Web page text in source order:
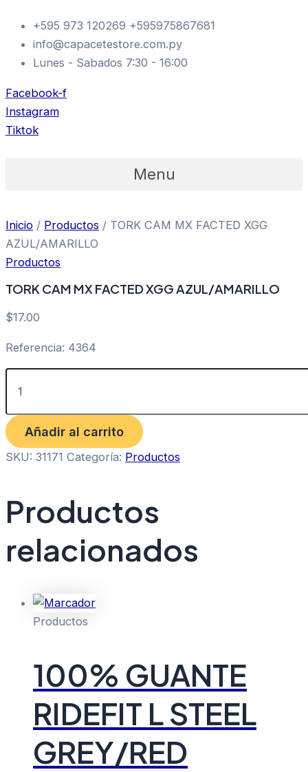
contenido
+595 973 120269 +595975867681
info@capacetestore.com.py
Lunes - Sabados 7:30 - 16:00
Facebook-f
Instagram
Tiktok
Menu
Inicio / Productos / TORK CAM MX FACTED XGG
AZUL/AMARILLO
Productos
TORK CAM MX FACTED XGG AZUL/AMARILLO
$17.00
Referencia: 4364
FACTED
XGG
cantidad
Añadir al carrito
SKU: 31171 Categoría: Productos
Productos
relacionados
Productos
100% GUANTE
RIDEFIT L STEEL
GREY/RED